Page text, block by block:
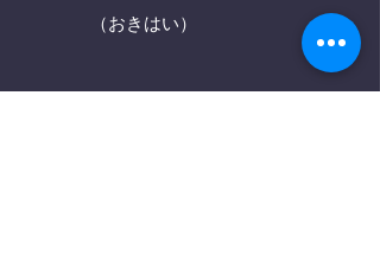
（おきはい）